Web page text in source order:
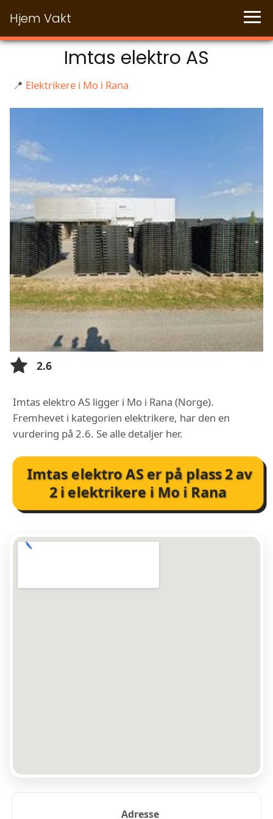
Hjem Vakt
Imtas elektro AS
📍 Elektrikere i Mo i Rana
2.6
Imtas elektro AS ligger i Mo i Rana (Norge).
Fremhevet i kategorien elektrikere, har den en
vurdering på 2.6. Se alle detaljer her.
Imtas elektro ASer på plass2av
2ielektrikere i Mo i Rana
Adresse